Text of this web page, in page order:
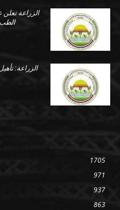
الزراعة تعلن
الطب
1705
971
937
863